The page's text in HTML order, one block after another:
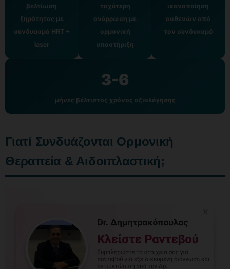
βελτίωση
ξηρότητας με
συνδυασμό HRT +
laser
ταχύτερη
ανάρρωση με
ορμονική
υποστήριξη
ικανοποίηση
ασθενών από
τον συνδυασμό
3-6
μήνες βέλτιστος χρόνος αξιολόγησης
Γιατί Συνδυάζονται Ορμονική
Θεραπεία & Αιδοιπλαστική;